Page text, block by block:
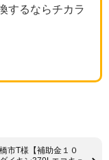
するならチカラ
市T様【補助金１０